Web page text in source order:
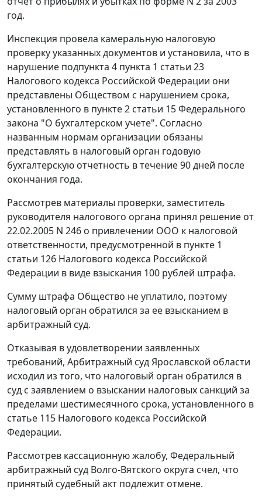
год.
Инспекция провела камеральную налоговую
проверку указанных документов и установила, что в
нарушение подпункта 4 пункта 1 статьи 23
Налогового кодекса Российской Федерации они
представлены Обществом с нарушением срока,
установленного в пункте 2 статьи 15Федерального
закона "О бухгалтерском учете". Согласно
названным нормам организации обязаны
представлять в налоговый орган годовую
бухгалтерскую отчетность в течение 90 дней после
окончания года.
Рассмотрев материалы проверки, заместитель
руководителя налогового органа принял решение от
22.02.2005 N 246 о привлечении ООО к налоговой
ответственности, предусмотренной в пункте 1
статьи 126 Налогового кодекса Российской
Федерации в виде взыскания 100 рублей штрафа.
Сумму штрафа Общество не уплатило, поэтому
налоговый орган обратился за ее взысканием в
арбитражный суд.
Отказывая в удовлетворении заявленных
требований, Арбитражный суд Ярославской области
исходил из того, что налоговый орган обратился в
суд с заявлением о взыскании налоговых санкций за
пределами шестимесячного срока, установленного в
статье 115 Налогового кодекса Российской
Федерации.
Рассмотрев кассационную жалобу, Федеральный
арбитражный суд Волго-Вятского округа счел, что
принятый судебный акт подлежит отмене.